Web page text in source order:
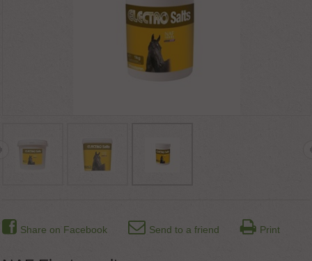
Share on Facebook Send to a friend Print